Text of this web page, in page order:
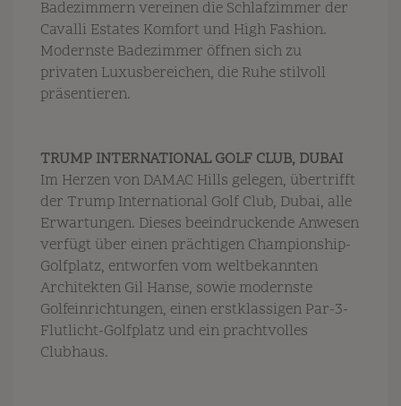
Badezimmern vereinen die Schlafzimmer der
Cavalli Estates Komfort und High Fashion.
Modernste Badezimmer öffnen sich zu
privaten Luxusbereichen, die Ruhe stilvoll
präsentieren.
TRUMP INTERNATIONAL GOLF CLUB, DUBAI
Im Herzen von DAMAC Hills gelegen, übertrifft
der Trump International Golf Club, Dubai, alle
Erwartungen. Dieses beeindruckende Anwesen
verfügt über einen prächtigen Championship-
Golfplatz, entworfen vom weltbekannten
Architekten Gil Hanse, sowie modernste
Golfeinrichtungen, einen erstklassigen Par-3-
Flutlicht-Golfplatz und ein prachtvolles
Clubhaus.